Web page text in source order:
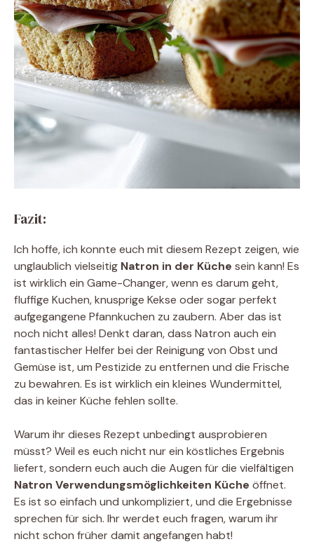
Fazit:
Ich hoffe, ich konnte euch mit diesem Rezept zeigen, wie
unglaublich vielseitig Natron in der Küche sein kann! Es
ist wirklich ein Game-Changer, wenn es darum geht,
fluffige Kuchen, knusprige Kekse oder sogar perfekt
aufgegangene Pfannkuchen zu zaubern. Aber das ist
noch nicht alles! Denkt daran, dass Natron auch ein
fantastischer Helfer bei der Reinigung von Obst und
Gemüse ist, um Pestizide zu entfernen und die Frische
zu bewahren. Es ist wirklich ein kleines Wundermittel,
das in keiner Küche fehlen sollte.
Warum ihr dieses Rezept unbedingt ausprobieren
müsst? Weil es euch nicht nur ein köstliches Ergebnis
liefert, sondern euch auch die Augen für die vielfältigen
Natron Verwendungsmöglichkeiten Küche öffnet.
Es ist so einfach und unkompliziert, und die Ergebnisse
sprechen für sich. Ihr werdet euch fragen, warum ihr
nicht schon früher damit angefangen habt!